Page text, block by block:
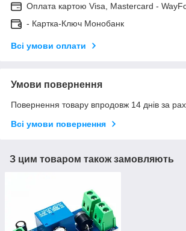
Оплата картою Visa, Mastercard -
- Картка-Ключ Монобанк
Всі умови оплати
Умови повернення
Повернення товару впродовж 14 днів за
Всі умови повернення
З цим товаром також замовляють